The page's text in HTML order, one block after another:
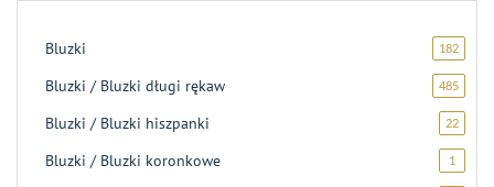
Bluzki 182182
Bluzki / Bluzki długi rękaw 485485
Bluzki / Bluzki hiszpanki 2222
Bluzki / Bluzki koronkowe 1